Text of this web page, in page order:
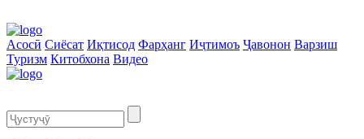
Асосӣ Сиёсат Иқтисод Фарҳанг Иҷтимоъ Ҷавонон Варзиш
Туризм Китобхона Видео